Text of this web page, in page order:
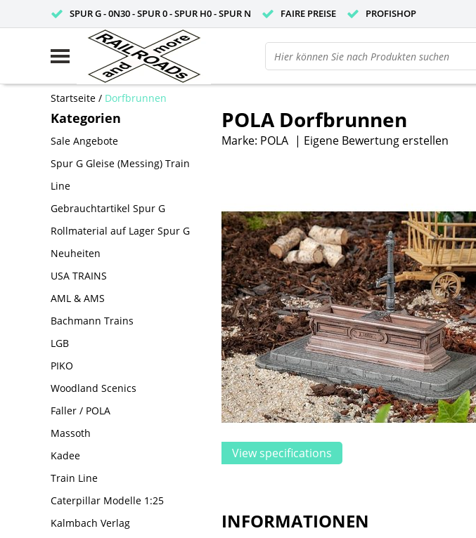
SPUR G - 0N30 - SPUR 0 - SPUR H0 - SPUR N FAIRE PREISE PROFISHOP
Startseite / Dorfbrunnen
Kategorien
Sale Angebote
Spur G Gleise (Messing) Train
Line
Gebrauchtartikel Spur G
Rollmaterial auf Lager Spur G
Neuheiten
USA TRAINS
AML & AMS
Bachmann Trains
LGB
PIKO
Woodland Scenics
Faller / POLA
Massoth
Kadee
Train Line
Caterpillar Modelle 1:25
Kalmbach Verlag
POLA Dorfbrunnen
Marke: POLA | Eigene Bewertung erstellen
View specifications
INFORMATIONEN